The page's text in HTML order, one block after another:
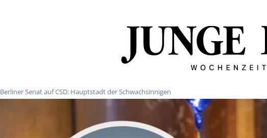
Berliner Senat auf CSD: Hauptstadt der Schwachsinnigen